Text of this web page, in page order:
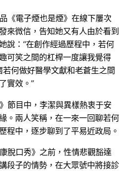
《電子煙也是煙》在線下屢次
來微信，告知她又有人由於看到
說：“在創作經過歷程中，若何
可笑之間的杠桿一度讓我覺得
何做好醫學文獻和老蒼生之間
實效。”
節目中，李潔與異樣熱衷于安
。兩人笑稱，在一來一回聊若何
程中，逐步聊到了平易近政局。
脫口秀》之前，性情悲觀豁達
段子的情勢，在大眾號中將接診